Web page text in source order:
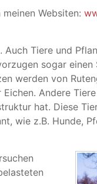
Websiten:
Tiere und
sogar
werden von
Andere
hat. Diese
wie z.B. Hunde,